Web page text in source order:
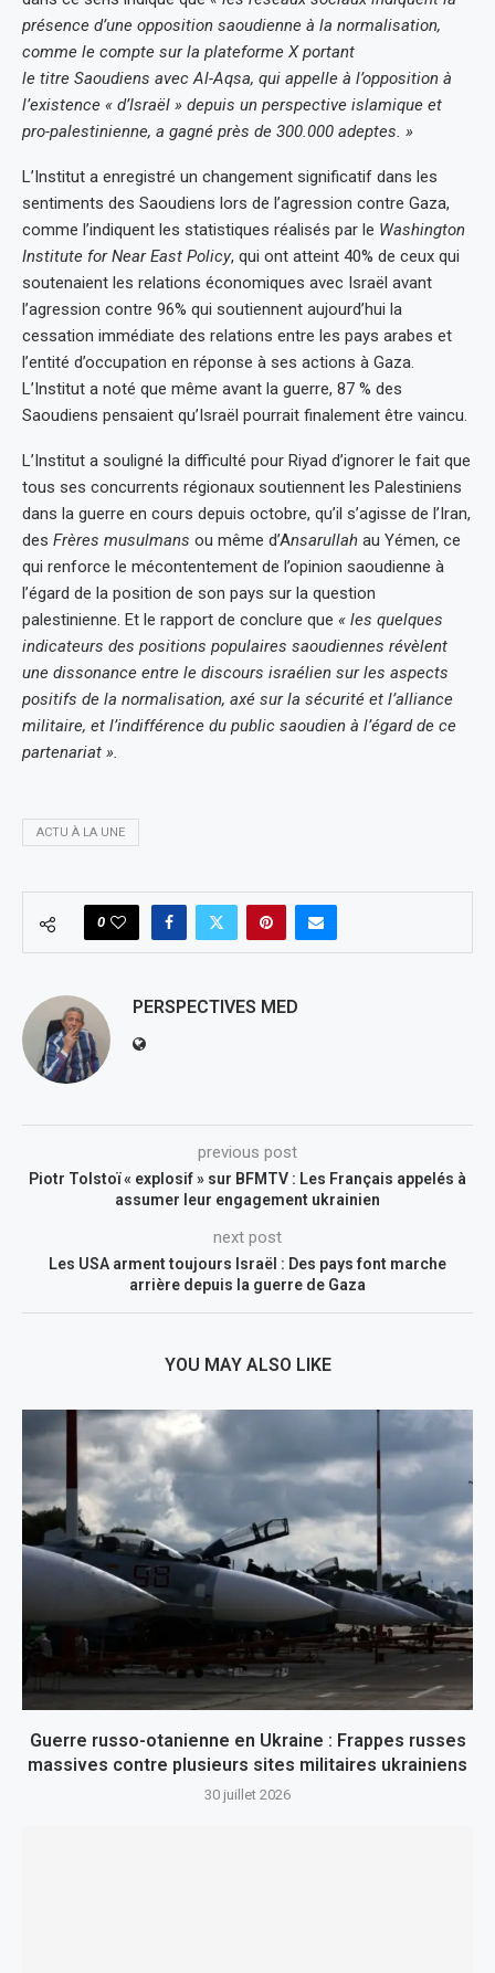
présence d’une opposition saoudienne à la normalisation,
comme le compte sur la plateforme X portant
le titre Saoudiens avec Al-Aqsa, qui appelle à l’opposition à
l’existence « d’Israël » depuis un perspective islamique et
pro-palestinienne, a gagné près de 300.000 adeptes. »
L’Institut a enregistré un changement significatif dans les
sentiments des Saoudiens lors de l’agression contre Gaza,
comme l’indiquent les statistiques réalisés par le Washington
Institute for Near East Policy, qui ont atteint 40% de ceux qui
soutenaient les relations économiques avec Israël avant
l’agression contre 96% qui soutiennent aujourd’hui la
cessation immédiate des relations entre les pays arabes et
l’entité d’occupation en réponse à ses actions à Gaza.
L’Institut a noté que même avant la guerre, 87 % des
Saoudiens pensaient qu’Israël pourrait finalement être vaincu.
L’Institut a souligné la difficulté pour Riyad d’ignorer le fait que
tous ses concurrents régionaux soutiennent les Palestiniens
dans la guerre en cours depuis octobre, qu’il s’agisse de l’Iran,
des Frères musulmans ou même d’Ansarullah au Yémen, ce
qui renforce le mécontentement de l’opinion saoudienne à
l’égard de la position de son pays sur la question
palestinienne. Et le rapport de conclure que « les quelques
indicateurs des positions populaires saoudiennes révèlent
une dissonance entre le discours israélien sur les aspects
positifs de la normalisation, axé sur la sécurité et l’alliance
militaire, et l’indifférence du public saoudien à l’égard de ce
partenariat ».
ACTU À LA UNE
0
PERSPECTIVES MED
previous post
Piotr Tolstoï « explosif » sur BFMTV : Les Français appelés à
assumer leur engagement ukrainien
next post
Les USA arment toujours Israël : Des pays font marche
arrière depuis la guerre de Gaza
YOU MAY ALSO LIKE
Guerre russo-otanienne en Ukraine : Frappes russes
massives contre plusieurs sites militaires ukrainiens
30 juillet 2026